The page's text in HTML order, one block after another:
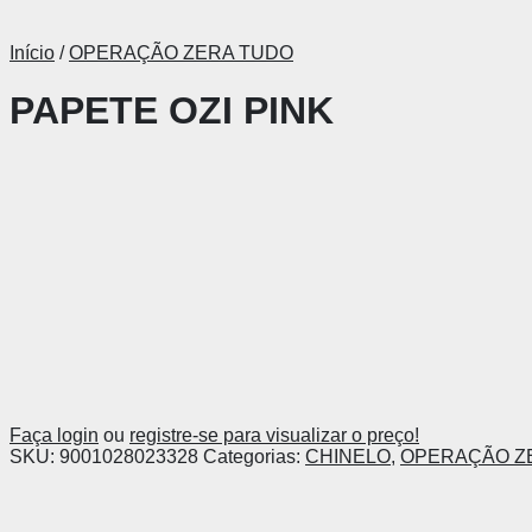
Início / OPERAÇÃO ZERA TUDO
PAPETE OZI PINK
Faça login ou registre-se para visualizar o preço!
SKU: 9001028023328 Categorias: CHINELO, OPERAÇÃO